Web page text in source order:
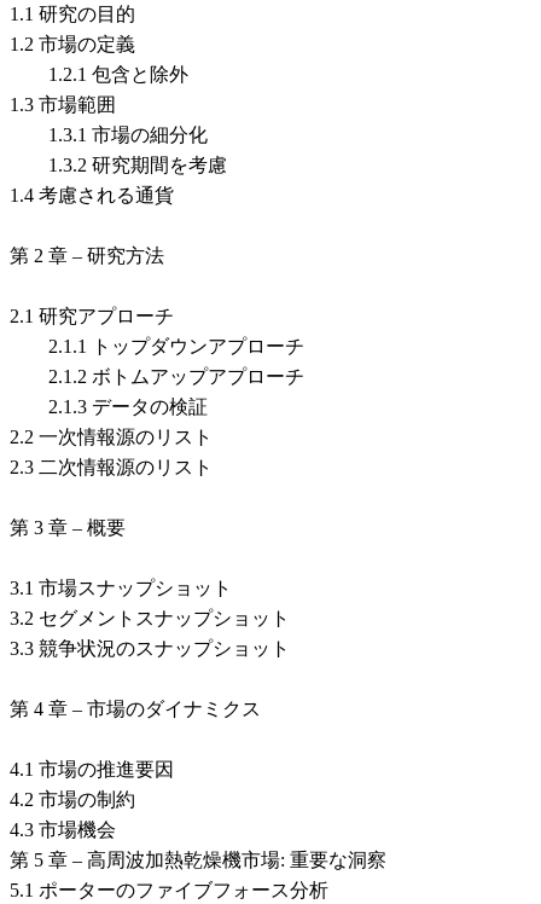
1.1 研究の目的
1.2 市場の定義
1.2.1 包含と除外
1.3 市場範囲
1.3.1 市場の細分化
1.3.2 研究期間を考慮
1.4 考慮される通貨
第 2 章 – 研究方法
2.1 研究アプローチ
2.1.1 トップダウンアプローチ
2.1.2 ボトムアップアプローチ
2.1.3 データの検証
2.2 一次情報源のリスト
2.3 二次情報源のリスト
第 3 章 – 概要
3.1 市場スナップショット
3.2 セグメントスナップショット
3.3 競争状況のスナップショット
第 4 章 – 市場のダイナミクス
4.1 市場の推進要因
4.2 市場の制約
4.3 市場機会
第 5 章 – 高周波加熱乾燥機市場: 重要な洞察
5.1 ポーターのファイブフォース分析